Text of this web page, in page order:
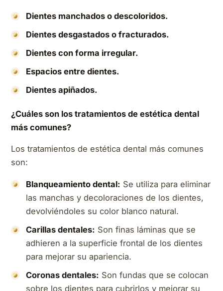
Dientes manchados o descoloridos.
Dientes desgastados o fracturados.
Dientes con forma irregular.
Espacios entre dientes.
Dientes apiñados.
¿Cuáles son los tratamientos de estética dental
más comunes?
Los tratamientos de estética dental más comunes
son:
Blanqueamiento dental: Se utiliza para eliminar
las manchas y decoloraciones de los dientes,
devolviéndoles su color blanco natural.
Carillas dentales: Son finas láminas que se
adhieren a la superficie frontal de los dientes
para mejorar su apariencia.
Coronas dentales: Son fundas que se colocan
sobre los dientes para cubrirlos y mejorar su